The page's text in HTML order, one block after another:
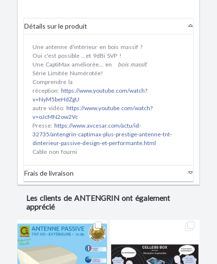
Détails sur le produit
Une antenne d'intérieur en bois massif ?
Oui c'est possible ...et 9dBi SVP !
Une CaptiMax améliorée... en bois massif.
Série Limitée Numérotée!
Comprendre la
réception: https://www.youtube.com/watch?
v=NyM5beHdZgU
autre vidéo: https://www.youtube.com/watch?
v=oJcMN2ow2Vc
Presse: https://www.avcesar.com/actu/id-
32735/antengrin-captimax-plus-prestige-antenne-tnt-
dinterieur-passive-design-et-performante.html
Cable non fourni
Frais de livraison
Les clients de ANTENGRIN ont également
apprécié